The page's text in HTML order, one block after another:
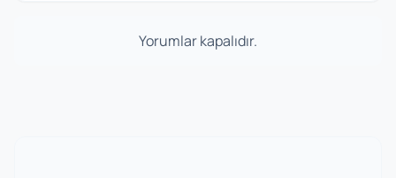
Yorumlar kapalıdır.